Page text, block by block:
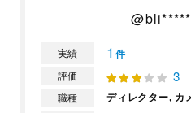
実績 1 件
評価
3
職種 ディレクター, カ